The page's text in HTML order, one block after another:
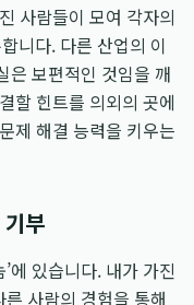
사람들이 모여 각자의
니다. 다른 산업의 이
은 보편적인 것임을 깨
할 힌트를 의외의 곳에
제 해결 능력을 키우는
부
에 있습니다. 내가 가진
사람의 경험을 통해